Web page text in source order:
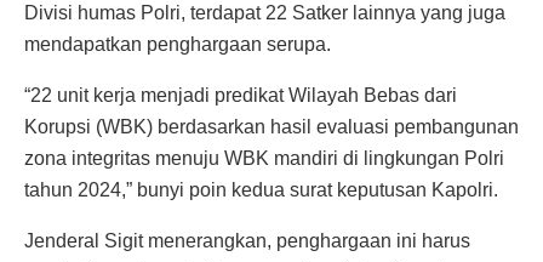
Divisi humas Polri, terdapat 22 Satker lainnya yang juga
mendapatkan penghargaan serupa.
“22 unit kerja menjadi predikat Wilayah Bebas dari
Korupsi (WBK) berdasarkan hasil evaluasi pembangunan
zona integritas menuju WBK mandiri di lingkungan Polri
tahun 2024,” bunyi poin kedua surat keputusan Kapolri.
Jenderal Sigit menerangkan, penghargaan ini harus